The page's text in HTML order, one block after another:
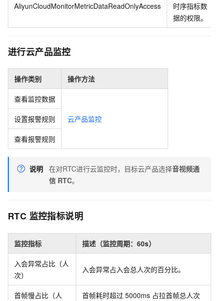
AliyunCloudMonitorMetricDataReadOnlyAccess
时序指标数
据的权限。
进行云产品监控
操作类别 操作方法
查看监控数据
云产品监控
设置报警规则
查看报警规则
说明 在对RTC进行云监控时，目标云产品选择音视频通
信 RTC。
RTC 监控指标说明
监控指标 描述（监控周期：60s）
入会异常占比（人
次）
入会异常占入会总人次的百分比。
首帧慢占比（人
首帧耗时超过 5000ms 占拉首帧总人次